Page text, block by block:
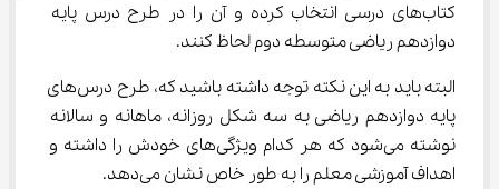
کتاب‌های درسی انتخاب کرده و آن را در طرح درس پایه
دوازدهم ریاضی متوسطه دوم لحاظ کنند.
البته باید به این نکته توجه داشته باشید که، طرح درس‌های
پایه دوازدهم ریاضی به سه شکل روزانه، ماهانه و سالانه
نوشته می‌شود که هر کدام ویژگی‌های خودش را داشته و
اهداف آموزشی معلم را به طور خاص نشان می‌دهد.